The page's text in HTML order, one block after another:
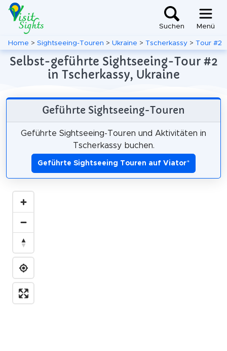
Suchen Menü
Home > Sightseeing-Touren > Ukraine > Tscherkassy > Tour #2
Selbst-geführte Sightseeing-Tour #2
in Tscherkassy, Ukraine
Geführte Sightseeing-Touren
Geführte Sightseeing-Touren und Aktivitäten in
Tscherkassy buchen.
Geführte Sightseeing Touren auf Viator*